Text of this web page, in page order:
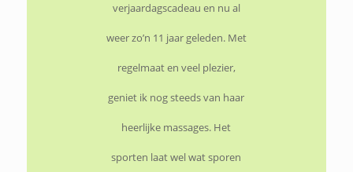
verjaardagscadeau en nu al
weer zo’n 11 jaar geleden. Met
regelmaat en veel plezier,
geniet ik nog steeds van haar
heerlijke massages. Het
sporten laat wel wat sporen